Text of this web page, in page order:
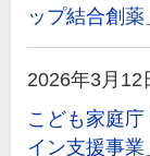
ップ結合創薬
2026年3月12
こども家庭
イン支援事